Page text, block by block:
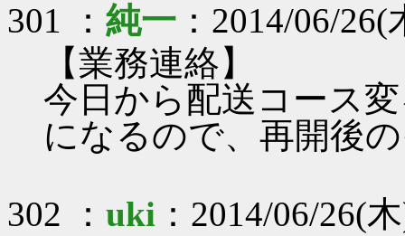
301 ： 純一 ：2014/06/
【業務連絡】
今日から配送コース
になるので、再開後
302 ： uki ：2014/06/26(